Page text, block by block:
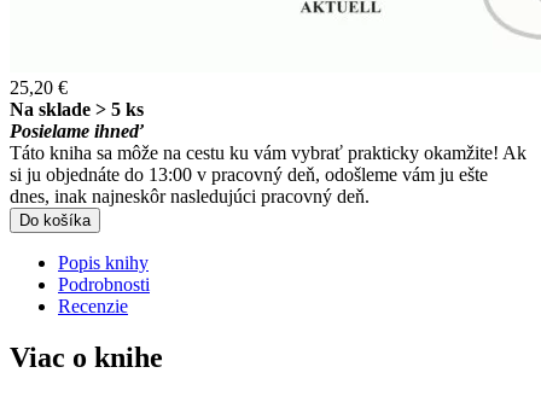
25,20 €
Na sklade > 5 ks
Posielame ihneď
Táto kniha sa môže na cestu ku vám vybrať prakticky okamžite! Ak
si ju objednáte do 13:00 v pracovný deň, odošleme vám ju ešte
dnes, inak najneskôr nasledujúci pracovný deň.
Do košíka
Popis knihy
Podrobnosti
Recenzie
Viac o knihe